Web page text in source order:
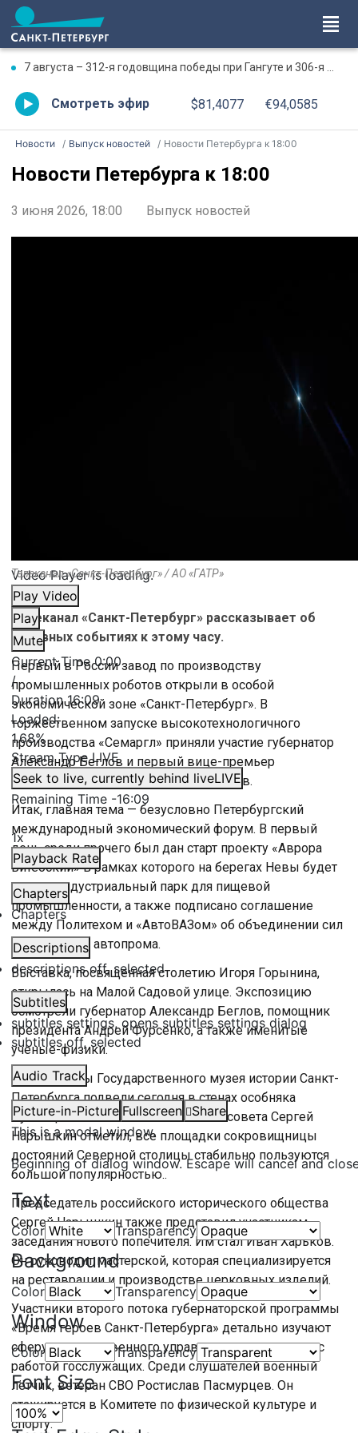
7 августа – 312-я годовщина победы при Гангуте и 306-я годовщина победы при Гренгаме
Смотреть эфир $81,4077 €94,0585
Новости Выпуск новостей Новости Петербурга к 18:00
Новости Петербурга к 18:00
3 июня 2026, 18:00 Выпуск новостей
Video Player is loading.
Play Video
Play
Mute
Current Time0:00
/
Duration16:09
Loaded:
1.68%
Stream TypeLIVE
Seek to live, currently behind liveLIVE
Remaining Time -16:09
1x
Playback Rate
Chapters
Chapters
Descriptions
descriptions off, selected
Subtitles
subtitles settings, opens subtitles settings dialog
subtitles off, selected
Audio Track
Picture-in-Picture Fullscreen
Share
This is a modal window.
Beginning of dialog window. Escape will cancel and
Text
Color Transparency
Background
Color Transparency
Window
Color Transparency
Font Size
Телеканал «Санкт-Петербург» / АО «ГАТР»
Телеканал «Санкт-Петербург» рассказывает об
основных событиях к этому часу.
Первый в России завод по производству
промышленных роботов открыли в особой
экономической зоне «Санкт-Петербург». В
торжественном запуске высокотехнологичного
производства «Семаргл» приняли участие губернатор
Александр Беглов и первый вице-премьер
правительства России Денис Мантуров.
Итак, главная тема — безусловно Петербургский
международный экономический форум. В первый
день среди прочего был дан старт проекту «Аврора
Витебский» в рамках которого на берегах Невы будет
создан индустриальный парк для пищевой
промышленности, а также подписано соглашение
между Политехом и «АвтоВАЗом» об объединении сил
для развития автопрома.
Выставка, посвященная столетию Игоря Горынина,
открылась на Малой Садовой улице. Экспозицию
осмотрели губернатор Александр Беглов, помощник
президента Андрей Фурсенко, а также именитые
ученые-физики.
Итоги работы Государственного музея истории Санкт-
Петербурга подвели сегодня в стенах особняка
Румянцева. Глава попечительского совета Сергей
Нарышкин отметил, все площадки сокровищницы
достояний Северной столицы стабильно пользуются
большой популярностью..
Председатель российского исторического общества
Сергей Нарышкин также представил участникам
заседания нового попечителя. Им стал Иван Харьков.
Он руководит мастерской, которая специализируется
на реставрации и производстве церковных изделий.
Участники второго потока губернаторской программы
«Время героев Санкт-Петербурга» детально изучают
сферу государственного управления и знакомятся с
работой госслужащих. Среди слушателей военный
лётчик, ветеран СВО Ростислав Пасмурцев. Он
стажируется в Комитете по физической культуре и
спорту.